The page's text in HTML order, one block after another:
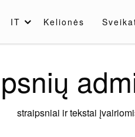
IT Kelionės
straipsniai ir tekstai